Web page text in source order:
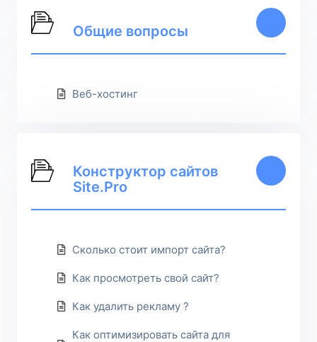
Общие вопросы
Веб-хостинг
Конструктор сайтов
Site.Pro
Сколько стоит импорт сайта?
Как просмотреть свой сайт?
Как удалить рекламу ?
Как оптимизировать сайта для